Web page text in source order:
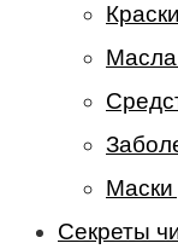
Краски
Масла
Маски
Секреты